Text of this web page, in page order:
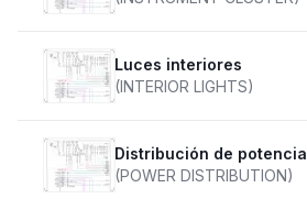
Luces interiores
(INTERIOR LIGHTS)
Distribución de potencia
(POWER DISTRIBUTION)